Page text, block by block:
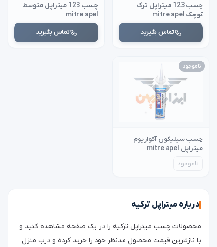
چسب 123 میتراپل ترک
کوچک mitre apel
تماس بگیرید
چسب 123 میتراپل متوسط
mitre apel
تماس بگیرید
ناموجود
چسب سیلیکون آکواریوم
میتراپل mitre apel
ناموجود
درباره میتراپل ترکیه
محصولات چسب میتراپل ترکیه را در یک صفحه مشاهده کنید و
با نازلترین قیمت محصول مدنظر خود را خرید کرده و درب منزل